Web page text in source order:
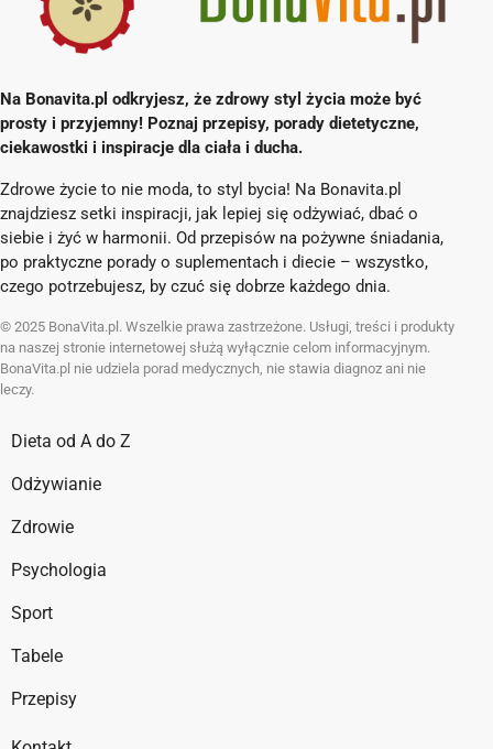
Na Bonavita.pl odkryjesz, że zdrowy styl życia może być
prosty i przyjemny! Poznaj przepisy, porady dietetyczne,
ciekawostki i inspiracje dla ciała i ducha.
Zdrowe życie to nie moda, to styl bycia! Na Bonavita.pl
znajdziesz setki inspiracji, jak lepiej się odżywiać, dbać o
siebie i żyć w harmonii. Od przepisów na pożywne śniadania,
po praktyczne porady o suplementach i diecie – wszystko,
czego potrzebujesz, by czuć się dobrze każdego dnia.
© 2025 BonaVita.pl. Wszelkie prawa zastrzeżone. Usługi, treści i produkty
na naszej stronie internetowej służą wyłącznie celom informacyjnym.
BonaVita.pl nie udziela porad medycznych, nie stawia diagnoz ani nie
leczy.
Dieta od A do Z
Odżywianie
Zdrowie
Psychologia
Sport
Tabele
Przepisy